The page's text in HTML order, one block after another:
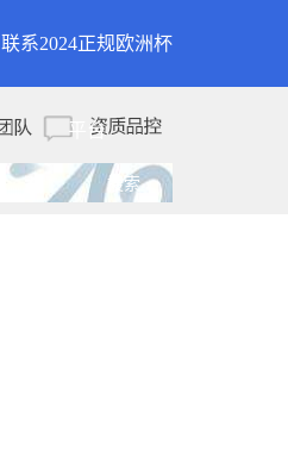
联系2024正规欧洲杯
平台